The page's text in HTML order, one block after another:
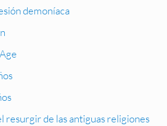
demoníaca
resurgir de las antiguas religiones